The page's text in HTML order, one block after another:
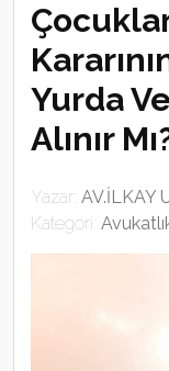
Yurda
Alınır
Yazar: AV.İLKAY
Kategori: